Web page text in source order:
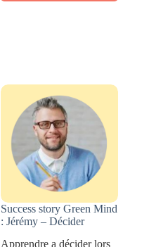
traumatismes
Success story Green Mind
: Jérémy – Décider
Apprendre a décider lors